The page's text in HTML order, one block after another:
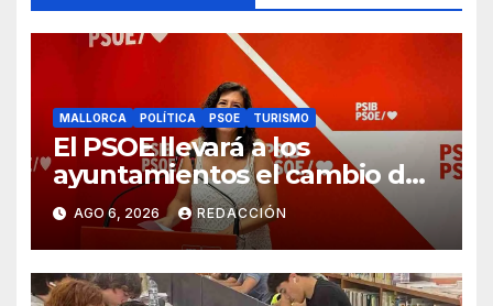
MALLORCA POLÍTICA PSOE TURISMO
El PSOE llevará a los
ayuntamientos el cambio de
modelo turístico y de vivienda
AGO 6, 2026 REDACCIÓN